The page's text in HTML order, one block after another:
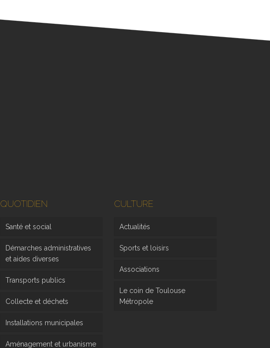
QUOTIDIEN
Santé et social
Démarches administratives
et aides diverses
Transports publics
Collecte et déchets
Installations municipales
Aménagement et urbanisme
CULTURE
Actualités
Sports et loisirs
Associations
Le coin de Toulouse
Métropole